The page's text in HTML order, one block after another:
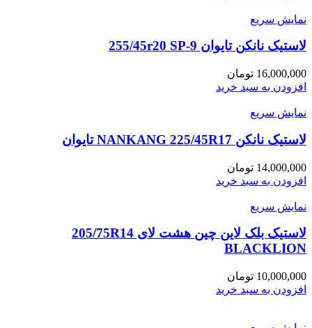
نمایش سریع
لاستیک نانکن تایوان 255/45r20 SP-9
16,000,000 تومان
افزودن به سبد خرید
نمایش سریع
لاستیک نانکن NANKANG 225/45R17 تایوان
14,000,000 تومان
افزودن به سبد خرید
نمایش سریع
لاستیک بلک لاین چین هشت لای 205/75R14
BLACKLION
10,000,000 تومان
افزودن به سبد خرید